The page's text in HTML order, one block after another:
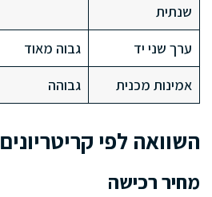
שנתית
ערך שני יד גבוה מאוד
אמינות מכנית
גבוהה
השוואה לפי קריטריונים
מחיר רכישה